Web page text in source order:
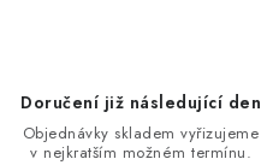
Doručení již následující den
Objednávky skladem vyřizujeme
v nejkratším možném termínu.